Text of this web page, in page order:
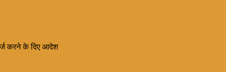
करने के दिए आदेश